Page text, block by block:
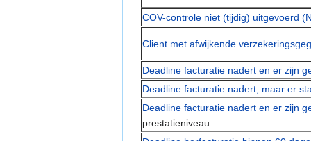
COV-controle niet (tijdig) uitgevoerd
Client met afwijkende
Deadline facturatie nadert en er zijn
Deadline facturatie nadert, maar er
Deadline facturatie nadert en er zijn
prestatieniveau